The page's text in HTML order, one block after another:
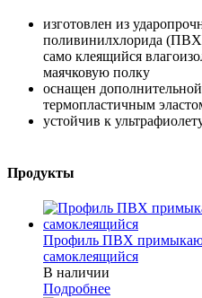
изготовлен из
поливинилхлорида
само клеящийся
маячковую полку
оснащен
термопластичным
устойчив к
Продукты
Профиль ПВХ
самоклеящийся
В наличии
Подробнее